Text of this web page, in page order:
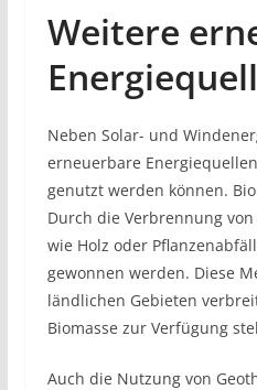
Weitere
Neben Solar- und
erneuerbare
genutzt werden können.
Durch die Verbrennung
wie Holz oder
gewonnen werden. Diese
ländlichen Gebieten
Biomasse zur Verfügung
Auch die Nutzung von